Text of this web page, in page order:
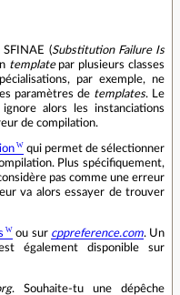
SFINAE (Substitution Failure Is
templatepar plusieurs classes
par exemple, ne
paramètres de templates. Le
alors les instanciations
de compilation.
qui permet de sélectionner
Plus spécifiquement,
pas comme une erreur
va alors essayer de trouver
ou sur cppreference.com. Un
également disponible sur
. Souhaite‐tu une dépêche